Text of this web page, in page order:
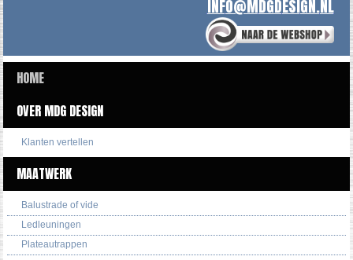
HOME
OVER MDG DESIGN
Klanten vertellen
MAATWERK
Balustrade of vide
Ledleuningen
Plateautrappen